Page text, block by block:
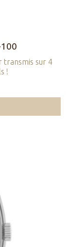
transmis sur 4
!